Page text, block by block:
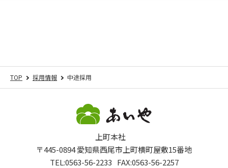
TOP 採用情報 中途採用
上町本社
〒445-0894 愛知県西尾市上町横町屋敷15番地
TEL:0563-56-2233 FAX:0563-56-2257